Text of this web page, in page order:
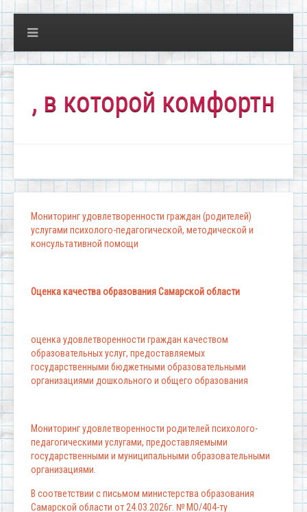
комфортно
Мониторинг удовлетворенности граждан (родителей)
услугами психолого-педагогической, методической и
консультативной помощи
Оценка качества образования Самарской области
оценка удовлетворенности граждан качеством
образовательных услуг, предоставляемых
государственными бюджетными образовательными
организациями дошкольного и общего образования
Мониторинг удовлетворенности родителей психолого-
педагогическими услугами, предоставляемыми
государственными и муниципальными образовательными
организациями.
В соответствии с письмом министерства образования
Самарской области от 24.03.2026г. № МО/404-ту